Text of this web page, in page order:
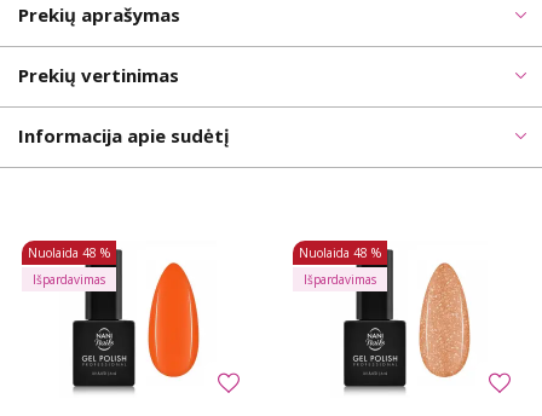
Prekių aprašymas
Prekių vertinimas
Informacija apie sudėtį
Nuolaida 48 %
Išpardavimas
Nuolaida 48 %
Išpardavimas